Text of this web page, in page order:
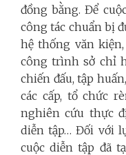
đồng bằng. Để
công tác chuẩn bị
hệ thống văn
công trình sở chỉ
chiến đấu, tập
các cấp, tổ chức
nghiên cứu thực
diễn tập… Đối với
cuộc diễn tập đã